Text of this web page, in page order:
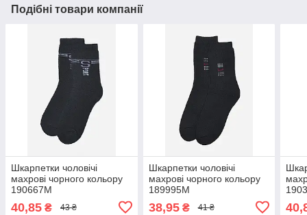
Подібні товари компанії
Шкарпетки чоловічі
махрові чорного кольору
190667M
40,85 ₴ 43 ₴
Шкарпетки чоловічі
махрові чорного кольору
189995M
38,95₴ 41 ₴